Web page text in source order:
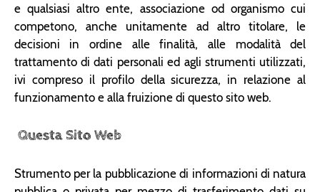
e qualsiasi altro ente, associazione od organismo cui
competono, anche unitamente ad altro titolare, le
decisioni in ordine alle finalità, alle modalità del
trattamento di dati personali ed agli strumenti utilizzati,
ivi compreso il profilo della sicurezza, in relazione al
funzionamento e alla fruizione di questo sito web.
Questa Sito Web
Strumento per la pubblicazione di informazioni di natura